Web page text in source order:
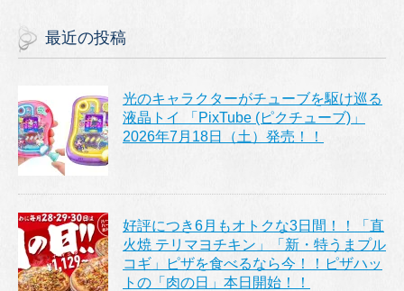
最近の投稿
光のキャラクターがチューブを駆け巡る
液晶トイ 「PixTube (ピクチューブ)」
2026年7月18日（土）発売！！
好評につき6月もオトクな3日間！！「直
火焼 テリマヨチキン」「新・特うまプル
コギ」ピザを食べるなら今！！ピザハッ
トの「肉の日」本日開始！！